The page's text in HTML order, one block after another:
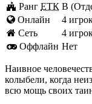
Ранг ЕТК B
Онлайн
4
Cеть
4
Оффлайн Нет
Наивное
колыбели, когда
всю мощь своих